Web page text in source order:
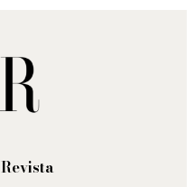
Revista